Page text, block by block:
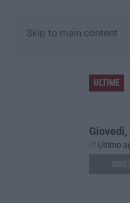
Skip to main content
ULTIME
Sistema bibliotecario vibonese, la dura replica di Soriano e Romeo: «Il fallimento è di chi ha staccato la spina»
Ultimo